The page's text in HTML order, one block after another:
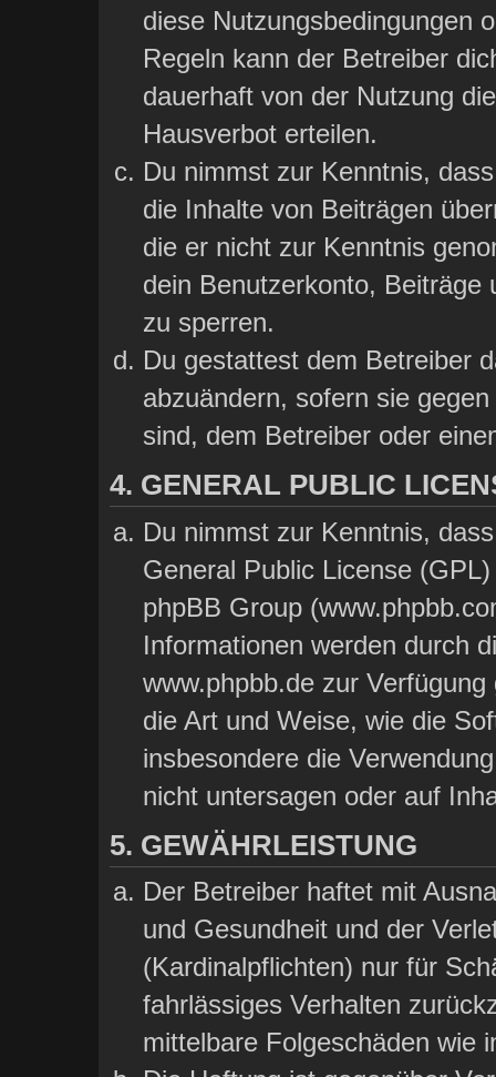
diese Nutzungsbedingungen
Regeln kann der Betreiber
dauerhaft von der Nutzung
Hausverbot erteilen.
Du nimmst zur Kenntnis,
die Inhalte von Beiträgen
die er nicht zur Kenntnis
dein Benutzerkonto, Beiträge
zu sperren.
Du gestattest dem Betreiber
abzuändern, sofern sie
sind, dem Betreiber oder
4. GENERAL PUBLIC
Du nimmst zur Kenntnis,
General Public License
phpBB Group
Informationen werden durch
www.phpbb.de zur
die Art und Weise, wie die
insbesondere die
nicht untersagen oder auf
5. GEWÄHRLEISTUNG
Der Betreiber haftet mit
und Gesundheit und der
(Kardinalpflichten) nur für
fahrlässiges Verhalten
mittelbare Folgeschäden wie